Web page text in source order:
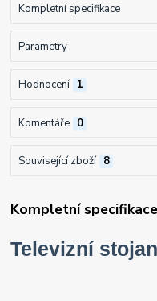
Kompletní specifikace
Parametry
Hodnocení 1
Komentáře 0
Související zboží 8
Kompletní specifikace
Televizní